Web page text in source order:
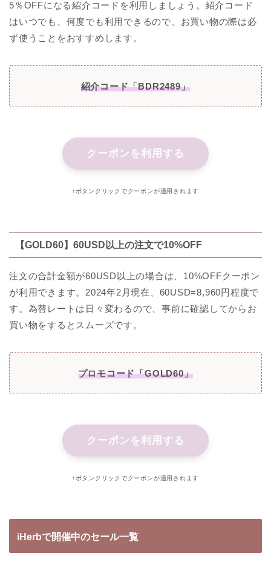
5％OFFになる紹介コードを利用しましょう。紹介コード
はいつでも、何度でも利用できるので、お買い物の際は必
ず使うことをおすすめします。
紹介コード「BDR2489」
クーポンを利用する
↑ボタンクリックでクーポンが適用されます
【GOLD60】60USD以上の注文で10%OFF
注文の合計金額が60USD以上の場合は、10%OFFクーポン
が利用できます。2024年2月現在、60USD=8,960円程度で
す。為替レートは日々変わるので、事前に確認してからお
買い物をするとスムーズです。
プロモコード「GOLD60」
クーポンを利用する
↑ボタンクリックでクーポンが適用されます
iHerbで開催中のセール一覧